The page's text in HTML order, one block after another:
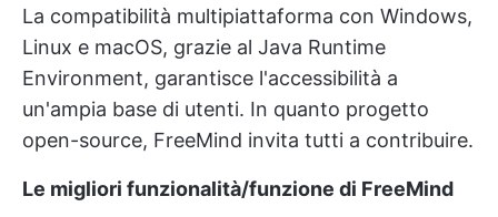
La compatibilità multipiattaforma con Windows,
Linux e macOS, grazie al Java Runtime
Environment, garantisce l'accessibilità a
un'ampia base di utenti. In quanto progetto
open-source, FreeMind invita tutti a contribuire.
Le migliori funzionalità/funzione di FreeMind